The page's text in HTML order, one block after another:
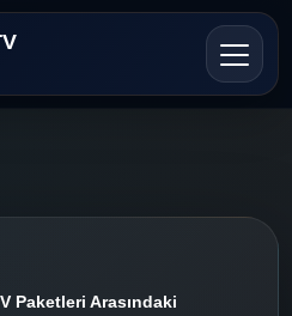
Paketleri Arasındaki